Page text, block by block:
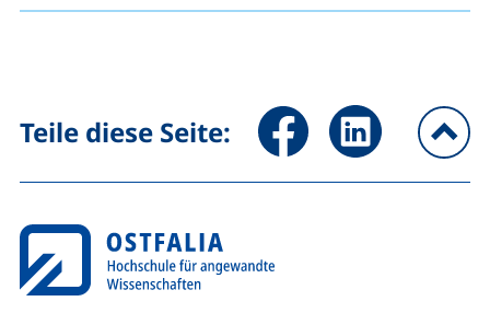
Teile diese Seite: Seite über Facebook teilen
Seite über